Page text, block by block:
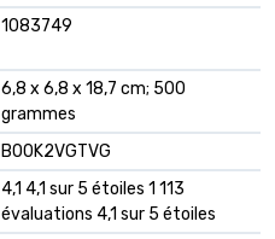
‎1083749
‎6,8 x 6,8 x 18,7 cm; 500
grammes
‎B00K2VGTVG
4,1 4,1 sur 5 étoiles 1 113
évaluations 4,1 sur 5 étoiles